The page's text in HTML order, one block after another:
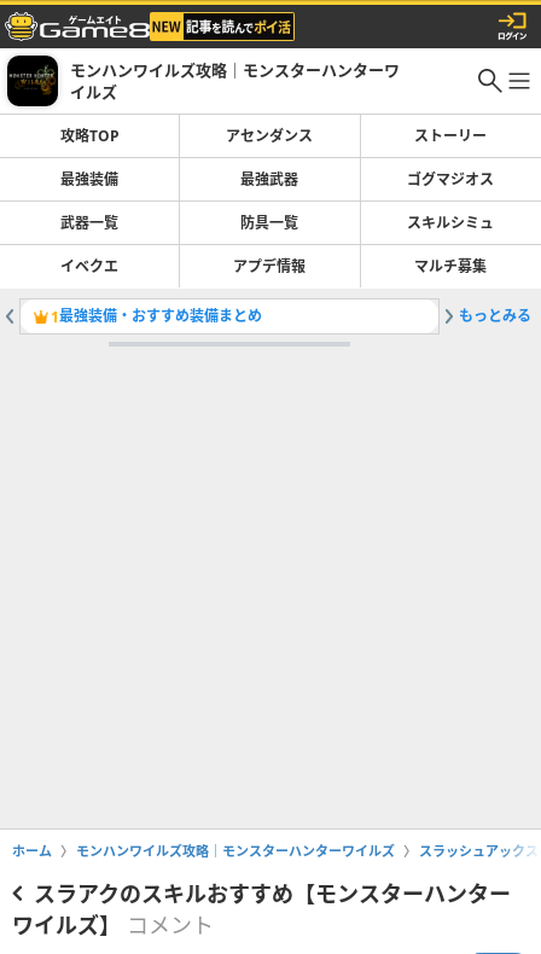
モンハンワイルズ攻略｜モンスターハンターワ
イルズ
攻略TOP アセンダンス ストーリー
最強装備 最強武器 ゴグマジオス
武器一覧 防具一覧 スキルシミュ
イベクエ アプデ情報 マルチ募集
1最強装備・おすすめ装備まとめ 2片手剣
もっとみる
ホーム モンハンワイルズ攻略｜モンスターハンターワイルズ スラッシュアック
スラアクのスキルおすすめ【モンスターハンター
ワイルズ】
コメント